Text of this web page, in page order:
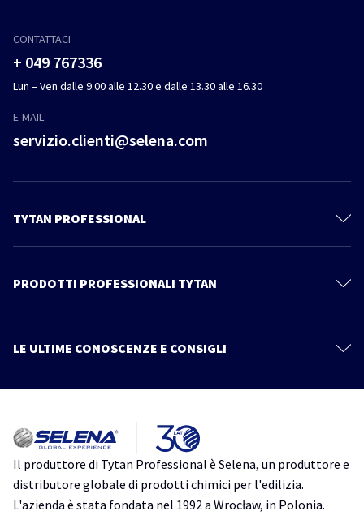
CONTATTACI
+ 049 767336
Lun – Ven dalle 9.00 alle 12.30 e dalle 13.30 alle 16.30
E-MAIL:
servizio.clienti@selena.com
TYTAN PROFESSIONAL
Contattaci
Prodotti
PRODOTTI PROFESSIONALI TYTAN
Sistema Cartongesso
Impermeabilizzanti
Accessori
Ancoranti Chimici
LE ULTIME CONOSCENZE E CONSIGLI
Più articoli
di isolare
isolamento isolamento acustico isolamento termico
poliuretanica
TytanProfessional
Schiume Poliuretaniche per Tetti: Guida Completa alla Scelta e
Il produttore di Tytan Professional è Selena, un produttore e
distributore globale di prodotti chimici per l'edilizia.
L'azienda è stata fondata nel 1992 a Wrocław, in Polonia.